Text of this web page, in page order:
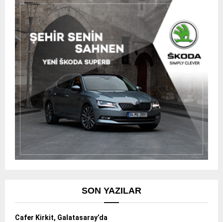
SON YAZILAR
Cafer Kirkit, Galatasaray’da